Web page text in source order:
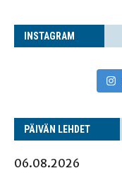
INS­TA­GRAM
PÄI­VÄN LEHDET
06.08.2026